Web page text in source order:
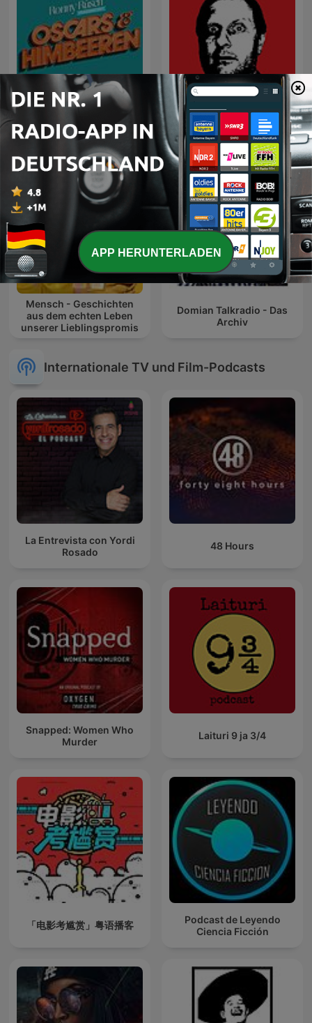
Oscars & Himbeeren - der
Film- und Serien-Podcast
Tynu40k Goblina
Mensch - Geschichten
aus dem echten Leben
unserer Lieblingspromis
Domian Talkradio - Das
Archiv
Internationale TV und Film-Podcasts
La Entrevista con Yordi
Rosado
48 Hours
Snapped: Women Who
Murder
Laituri 9 ja 3/4
「电影考尴赏」粤语播客
Podcast de Leyendo
Ciencia Ficción
APP HERUNTERLADEN